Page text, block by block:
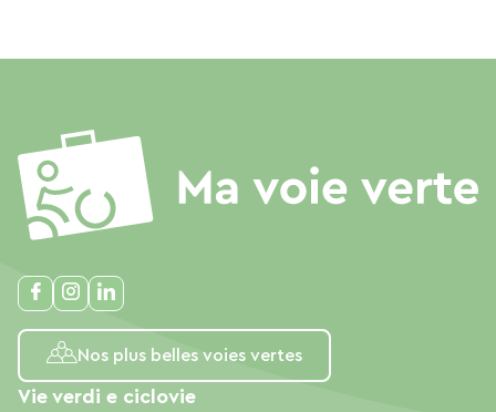
Nos plus belles voies vertes
Vie verdi e ciclovie